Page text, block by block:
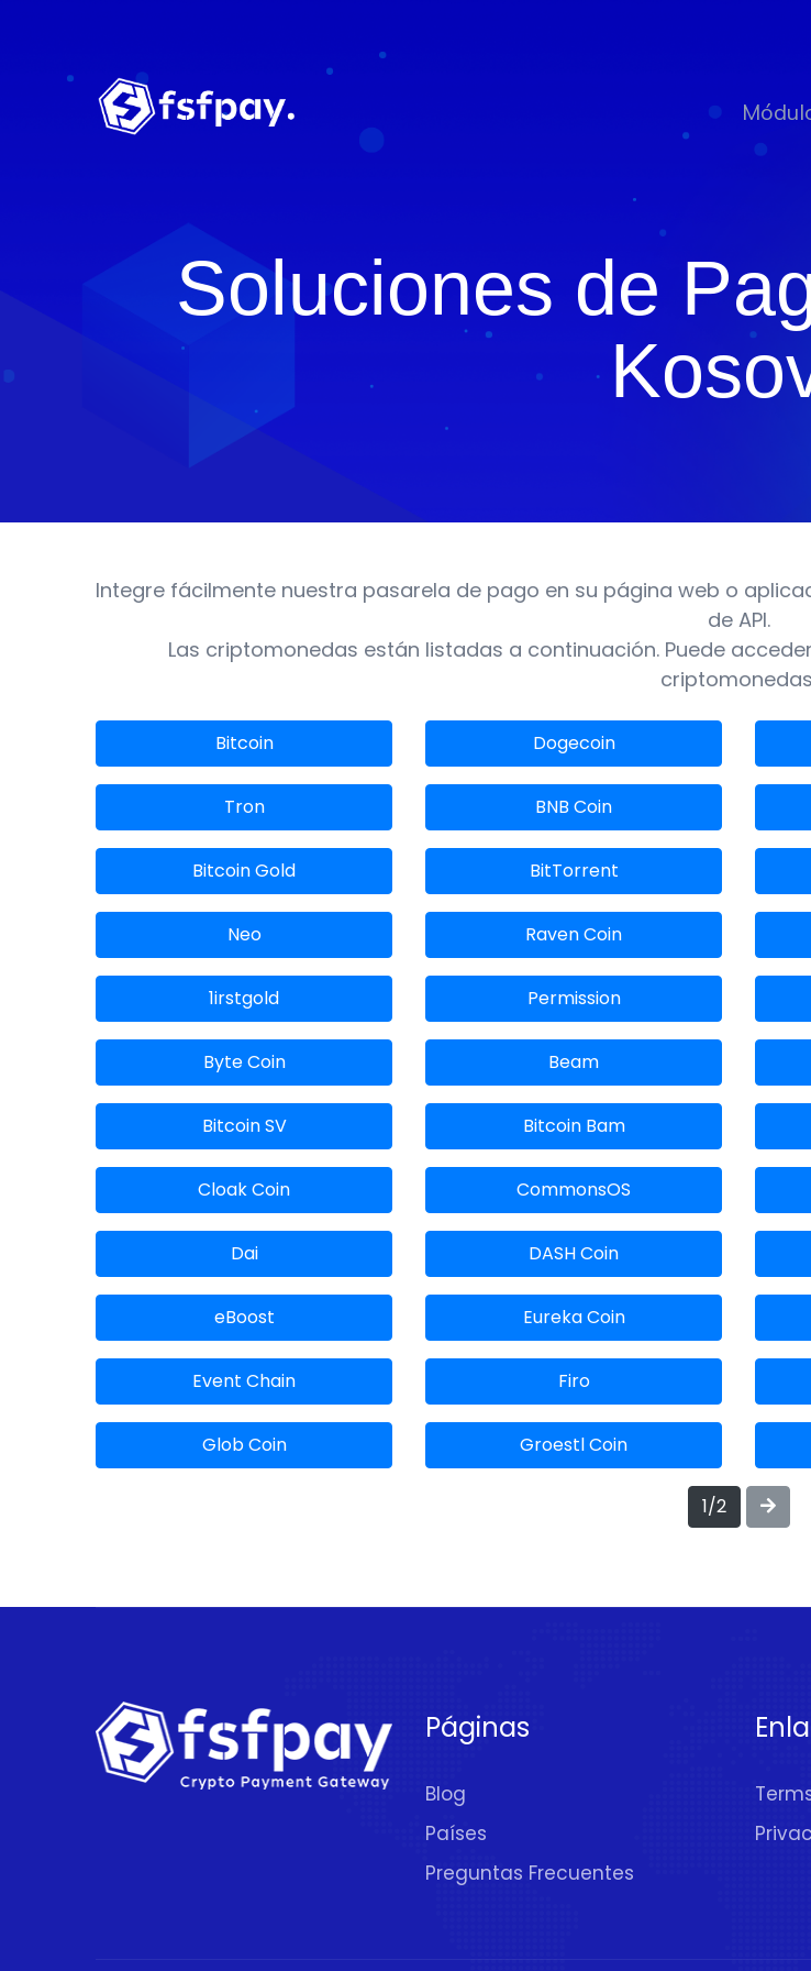
Soluciones de
Integre fácilmente nuestra pasarela de pago en su página web o
de API.
Las criptomonedas están listadas a continuación. Puede
Bitcoin Dogecoin
Tron BNB Coin
Bitcoin Gold BitTorrent
Neo Raven Coin
1irstgold Permission
Byte Coin Beam
Bitcoin SV Bitcoin Bam
Cloak Coin CommonsOS
Dai DASH Coin
eBoost Eureka Coin
Event Chain Firo
Glob Coin Groestl Coin
1/2
Páginas
Blog
Países
Preguntas Frecuentes